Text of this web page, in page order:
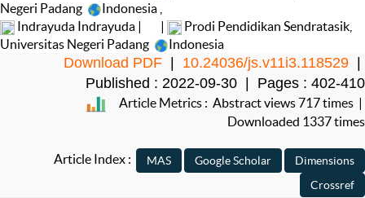
Negeri Padang
Indonesia
Indrayuda Indrayuda |
|
Prodi Pendidikan Sendratasik,
Universitas Negeri Padang
Indonesia
Download PDF 10.24036/js.v11i3.118529
Published : 2022-09-30 | Pages : 402-410
Article Metrics : Abstract views 717 times |
Downloaded 1337 times
Article Index :